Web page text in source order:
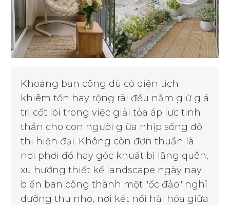
Khoảng ban công dù có diện tích
khiêm tốn hay rộng rãi đều nắm giữ giá
trị cốt lõi trong việc giải tỏa áp lực tinh
thần cho con người giữa nhịp sống đô
thị hiện đại. Không còn đơn thuần là
nơi phơi đồ hay góc khuất bị lãng quên,
xu hướng thiết kế landscape ngày nay
biến ban công thành một "ốc đảo" nghỉ
dưỡng thu nhỏ, nơi kết nối hài hòa giữa